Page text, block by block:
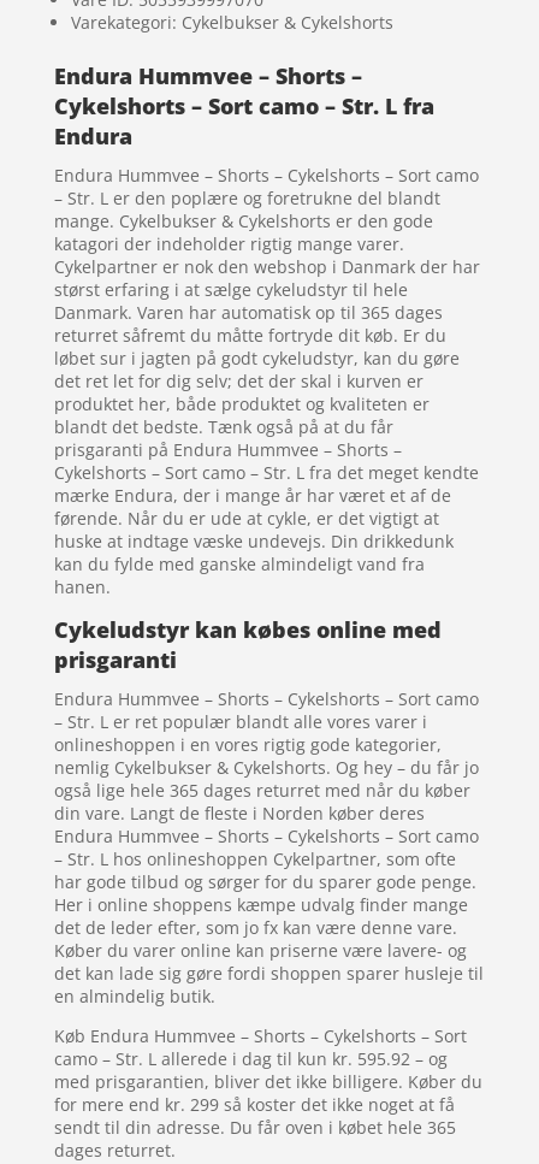
Varekategori: Cykelbukser & Cykelshorts
Endura Hummvee – Shorts –
Cykelshorts – Sort camo – Str. L fra
Endura
Endura Hummvee – Shorts – Cykelshorts – Sort camo
– Str. L er den poplære og foretrukne del blandt
mange. Cykelbukser & Cykelshorts er den gode
katagori der indeholder rigtig mange varer.
Cykelpartner er nok den webshop i Danmark der har
størst erfaring i at sælge cykeludstyr til hele
Danmark. Varen har automatisk op til 365 dages
returret såfremt du måtte fortryde dit køb. Er du
løbet sur i jagten på godt cykeludstyr, kan du gøre
det ret let for dig selv; det der skal i kurven er
produktet her, både produktet og kvaliteten er
blandt det bedste. Tænk også på at du får
prisgaranti på Endura Hummvee – Shorts –
Cykelshorts – Sort camo – Str. L fra det meget kendte
mærke Endura, der i mange år har været et af de
førende. Når du er ude at cykle, er det vigtigt at
huske at indtage væske undevejs. Din drikkedunk
kan du fylde med ganske almindeligt vand fra
hanen.
Cykeludstyr kan købes online med
prisgaranti
Endura Hummvee – Shorts – Cykelshorts – Sort camo
– Str. L er ret populær blandt alle vores varer i
onlineshoppen i en vores rigtig gode kategorier,
nemlig Cykelbukser & Cykelshorts. Og hey – du får jo
også lige hele 365 dages returret med når du køber
din vare. Langt de fleste i Norden køber deres
Endura Hummvee – Shorts – Cykelshorts – Sort camo
– Str. L hos onlineshoppen Cykelpartner, som ofte
har gode tilbud og sørger for du sparer gode penge.
Her i online shoppens kæmpe udvalg finder mange
det de leder efter, som jo fx kan være denne vare.
Køber du varer online kan priserne være lavere- og
det kan lade sig gøre fordi shoppen sparer husleje til
en almindelig butik.
Køb Endura Hummvee – Shorts – Cykelshorts – Sort
camo – Str. L allerede i dag til kun kr. 595.92 – og
med prisgarantien, bliver det ikke billigere. Køber du
for mere end kr. 299 så koster det ikke noget at få
sendt til din adresse. Du får oven i købet hele 365
dages returret.